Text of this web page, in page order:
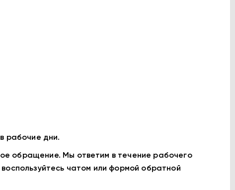
рабочие дни.
обращение. Мы ответим в течение рабочего
чатом или формой обратной